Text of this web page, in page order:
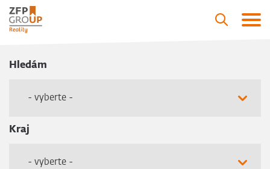
Hledám
- vyberte -
Kraj
- vyberte -